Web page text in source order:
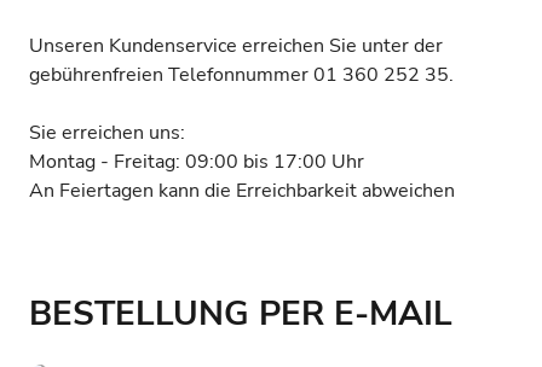
Unseren Kundenservice erreichen Sie unter der
gebührenfreien Telefonnummer 01 360 252 35.
Sie erreichen uns:
Montag - Freitag: 09:00 bis 17:00 Uhr
An Feiertagen kann die Erreichbarkeit abweichen
BESTELLUNG PER E-MAIL